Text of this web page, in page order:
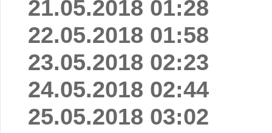
21.05.2018 01:28
22.05.2018 01:58
23.05.2018 02:23
24.05.2018 02:44
25.05.2018 03:02